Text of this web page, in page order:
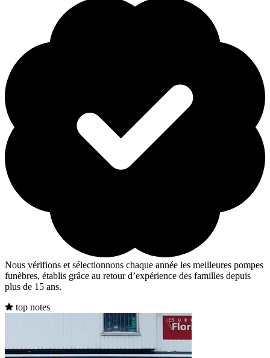
Nous vérifions et sélectionnons chaque année les meilleures pompes
funèbres, établis grâce au retour d’expérience des familles depuis
plus de 15 ans.
top notes